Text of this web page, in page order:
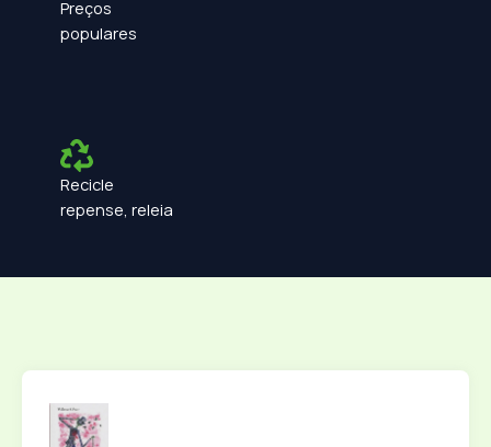
Preços
populares
Recicle
repense, releia